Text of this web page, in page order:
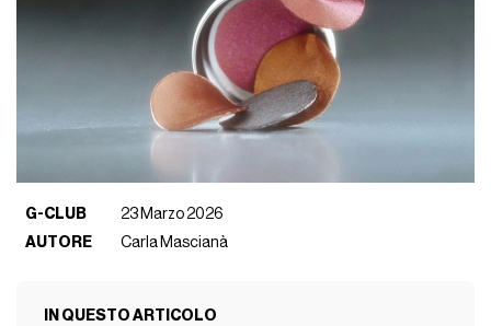
G-CLUB
23 Marzo 2026
AUTORE
Carla Mascianà
IN QUESTO ARTICOLO